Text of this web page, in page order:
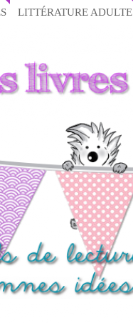
LITTÉRATURE ADULTE